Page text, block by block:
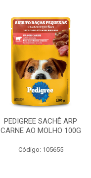
PEDIGREE SACHÊ ARP
CARNE AO MOLHO 100G
Código: 105655